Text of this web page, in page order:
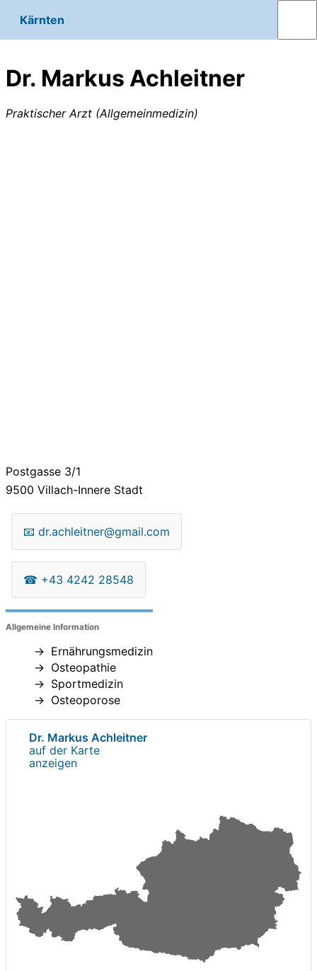
Kärnten
Dr. Markus Achleitner
Praktischer Arzt (Allgemeinmedizin)
Postgasse 3/1
9500 Villach-Innere Stadt
📧 dr.achleitner@gmail.com
☎ +43 4242 28548
Allgemeine Information
Ernährungsmedizin
Osteopathie
Sportmedizin
Osteoporose
Dr. Markus Achleitner
auf der Karte
anzeigen